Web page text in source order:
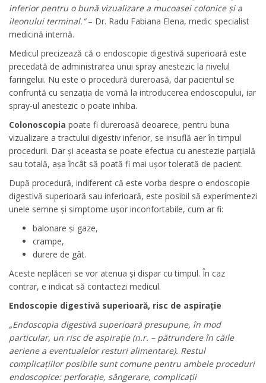
inferior pentru o bună vizualizare a mucoasei colonice și a
ileonului terminal.“– Dr. Radu Fabiana Elena, medic specialist
medicină internă.
Medicul precizează că o endoscopie digestivă superioară este
precedată de administrarea unui spray anestezic la nivelul
faringelui. Nu este o procedură dureroasă, dar pacientul se
confruntă cu senzația de vomă la introducerea endoscopului, iar
spray-ul anestezic o poate inhiba.
Colonoscopia poate fi dureroasă deoarece, pentru buna
vizualizare a tractului digestiv inferior, se insuflă aer în timpul
procedurii. Dar și aceasta se poate efectua cu anestezie parțială
sau totală, așa încât să poată fi mai ușor tolerată de pacient.
După procedură, indiferent că este vorba despre o endoscopie
digestivă superioară sau inferioară, este posibil să experimentezi
unele semne și simptome ușor inconfortabile, cum ar fi:
balonare și gaze,
crampe,
durere de gât.
Aceste neplăceri se vor atenua și dispar cu timpul. În caz
contrar, e indicat să contactezi medicul.
Endoscopie digestivă superioară, risc de aspirație
„Endoscopia digestivă superioară presupune, în mod
particular, un risc de aspirație (n.r. – pătrundere în căile
aeriene a eventualelor resturi alimentare). Restul
complicațiilor posibile sunt comune pentru ambele proceduri
endoscopice: perforație, sângerare, complicații